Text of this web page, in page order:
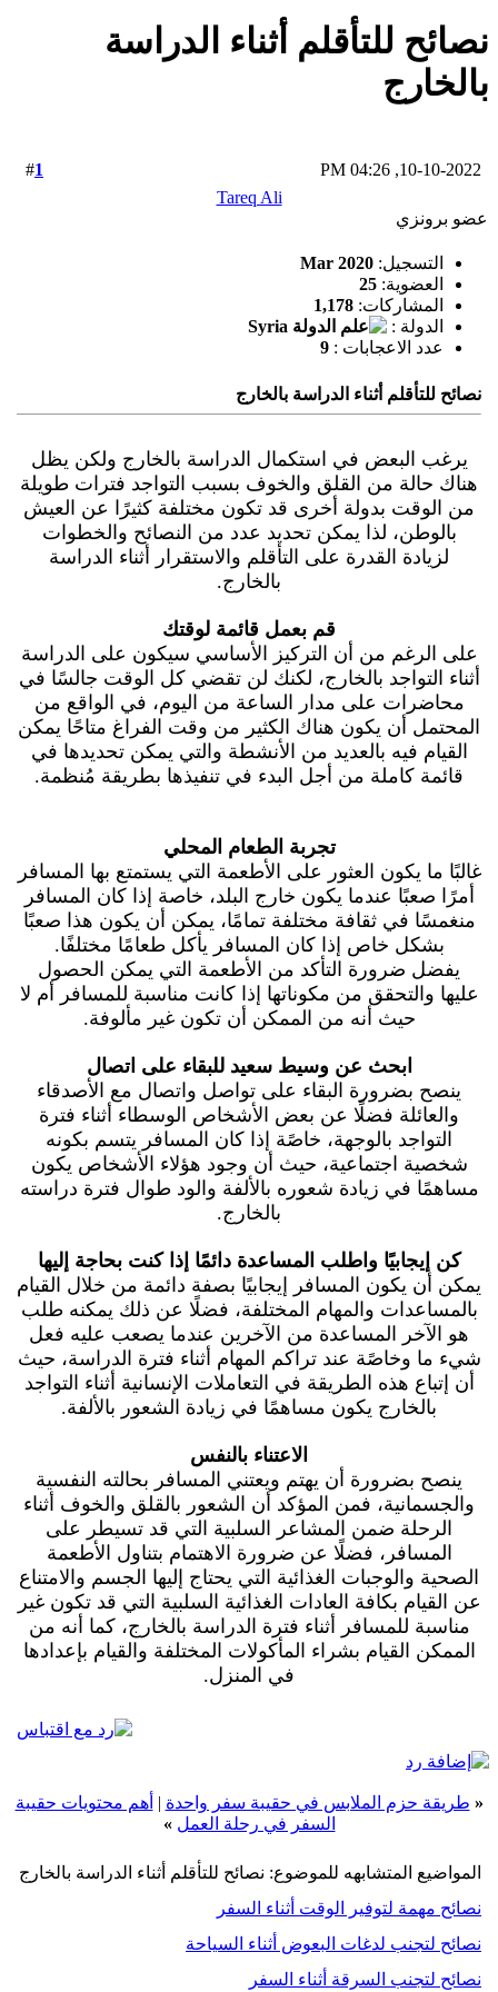
نصائح للتأقلم أثناء الدراسة
بالخارج
1
10-10-2022, 04:26 PM
Tareq Ali
عضو برونزي
التسجيل: Mar 2020
العضوية: 25
المشاركات: 1,178
الدولة :
عدد الاعجابات : 9
نصائح للتأقلم أثناء الدراسة بالخارج
يرغب البعض في استكمال الدراسة بالخارج ولكن يظل
هناك حالة من القلق والخوف بسبب التواجد فترات طويلة
من الوقت بدولة أخرى قد تكون مختلفة كثيرًا عن العيش
بالوطن، لذا يمكن تحديد عدد من النصائح والخطوات
لزيادة القدرة على التأقلم والاستقرار أثناء الدراسة
بالخارج.
قم بعمل قائمة لوقتك
على الرغم من أن التركيز الأساسي سيكون على الدراسة
أثناء التواجد بالخارج، لكنك لن تقضي كل الوقت جالسًا في
محاضرات على مدار الساعة من اليوم، في الواقع من
المحتمل أن يكون هناك الكثير من وقت الفراغ متاحًا يمكن
القيام فيه بالعديد من الأنشطة والتي يمكن تحديدها في
قائمة كاملة من أجل البدء في تنفيذها بطريقة مُنظمة.
تجربة الطعام المحلي
غالبًا ما يكون العثور على الأطعمة التي يستمتع بها المسافر
أمرًا صعبًا عندما يكون خارج البلد، خاصة إذا كان المسافر
منغمسًا في ثقافة مختلفة تمامًا، يمكن أن يكون هذا صعبًا
بشكل خاص إذا كان المسافر يأكل طعامًا مختلفًا.
يفضل ضرورة التأكد من الأطعمة التي يمكن الحصول
عليها والتحقق من مكوناتها إذا كانت مناسبة للمسافر أم لا
حيث أنه من الممكن أن تكون غير مألوفة.
ابحث عن وسيط سعيد للبقاء على اتصال
ينصح بضرورة البقاء على تواصل واتصال مع الأصدقاء
والعائلة فضلًا عن بعض الأشخاص الوسطاء أثناء فترة
التواجد بالوجهة، خاصًة إذا كان المسافر يتسم بكونه
شخصية اجتماعية، حيث أن وجود هؤلاء الأشخاص يكون
مساهمًا في زيادة شعوره بالألفة والود طوال فترة دراسته
بالخارج.
كن إيجابيًا واطلب المساعدة دائمًا إذا كنت بحاجة إليها
يمكن أن يكون المسافر إيجابيًا بصفة دائمة من خلال القيام
بالمساعدات والمهام المختلفة، فضلًا عن ذلك يمكنه طلب
هو الآخر المساعدة من الآخرين عندما يصعب عليه فعل
شيء ما وخاصًة عند تراكم المهام أثناء فترة الدراسة، حيث
أن إتباع هذه الطريقة في التعاملات الإنسانية أثناء التواجد
بالخارج يكون مساهمًا في زيادة الشعور بالألفة.
الاعتناء بالنفس
ينصح بضرورة أن يهتم ويعتني المسافر بحالته النفسية
والجسمانية، فمن المؤكد أن الشعور بالقلق والخوف أثناء
الرحلة ضمن المشاعر السلبية التي قد تسيطر على
المسافر، فضلًا عن ضرورة الاهتمام بتناول الأطعمة
الصحية والوجبات الغذائية التي يحتاج إليها الجسم والامتناع
عن القيام بكافة العادات الغذائية السلبية التي قد تكون غير
مناسبة للمسافر أثناء فترة الدراسة بالخارج، كما أنه من
الممكن القيام بشراء المأكولات المختلفة والقيام بإعدادها
في المنزل.
« طريقة حزم الملابس في حقيبة سفر واحدة | أهم محتويات حقيبة
السفر في رحلة العمل »
المواضيع المتشابهه للموضوع: نصائح للتأقلم أثناء الدراسة بالخارج
نصائح مهمة لتوفير الوقت أثناء السفر
نصائح لتجنب لدغات البعوض أثناء السياحة
نصائح لتجنب السرقة أثناء السفر